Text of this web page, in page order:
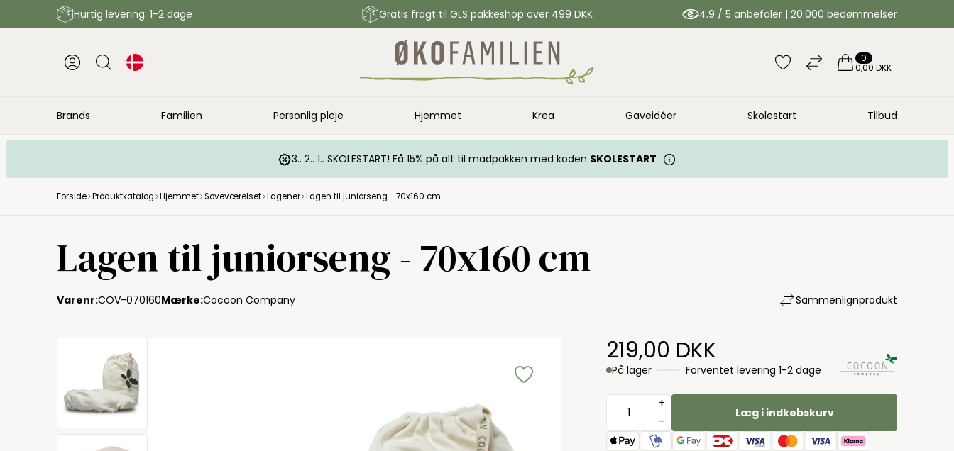
Hurtig levering: 1-2 dage Gratis fragt til GLS pakkeshop over 499 DKK 4.9 / 5 anbefaler | 20.000 bedømmelser
0
0,00 DKK
Brands Familien Personlig pleje Hjemmet Krea Gaveidéer Skolestart Tilbud
3.. 2.. 1.. SKOLESTART! Få 15% på alt til madpakken med koden SKOLESTART
Forside Produktkatalog Hjemmet Soveværelset Lagener Lagen til juniorseng - 70x160 cm
Lagen til juniorseng - 70x160 cm
Varenr:COV-070160Mærke:Cocoon Company Sammenlignprodukt
219,00 DKK
På lager Forventet levering 1-2 dage
+
-
Læg i indkøbskurv